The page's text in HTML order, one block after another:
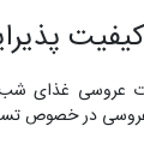
عروسی غذای
عروسی در خصوص